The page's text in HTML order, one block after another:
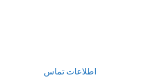
اطلاعات تماس